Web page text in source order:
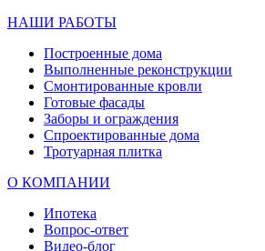
НАШИ РАБОТЫ
Построенные дома
Выполненные реконструкции
Смонтированные кровли
Готовые фасады
Заборы и ограждения
Спроектированные дома
Тротуарная плитка
О КОМПАНИИ
Ипотека
Вопрос-ответ
Видео-блог